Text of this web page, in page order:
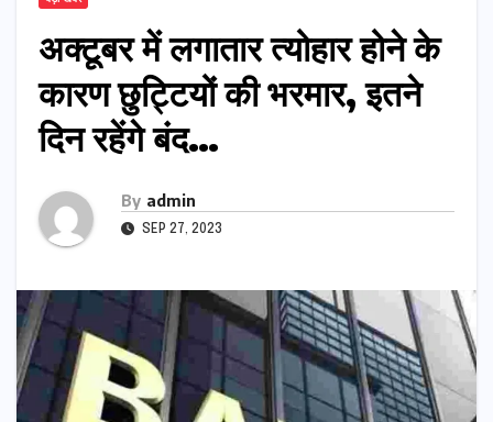
अक्टूबर में लगातार त्योहार होने के
कारण छुट्टियों की भरमार, इतने
दिन रहेंगे बंद…
By admin
SEP 27, 2023